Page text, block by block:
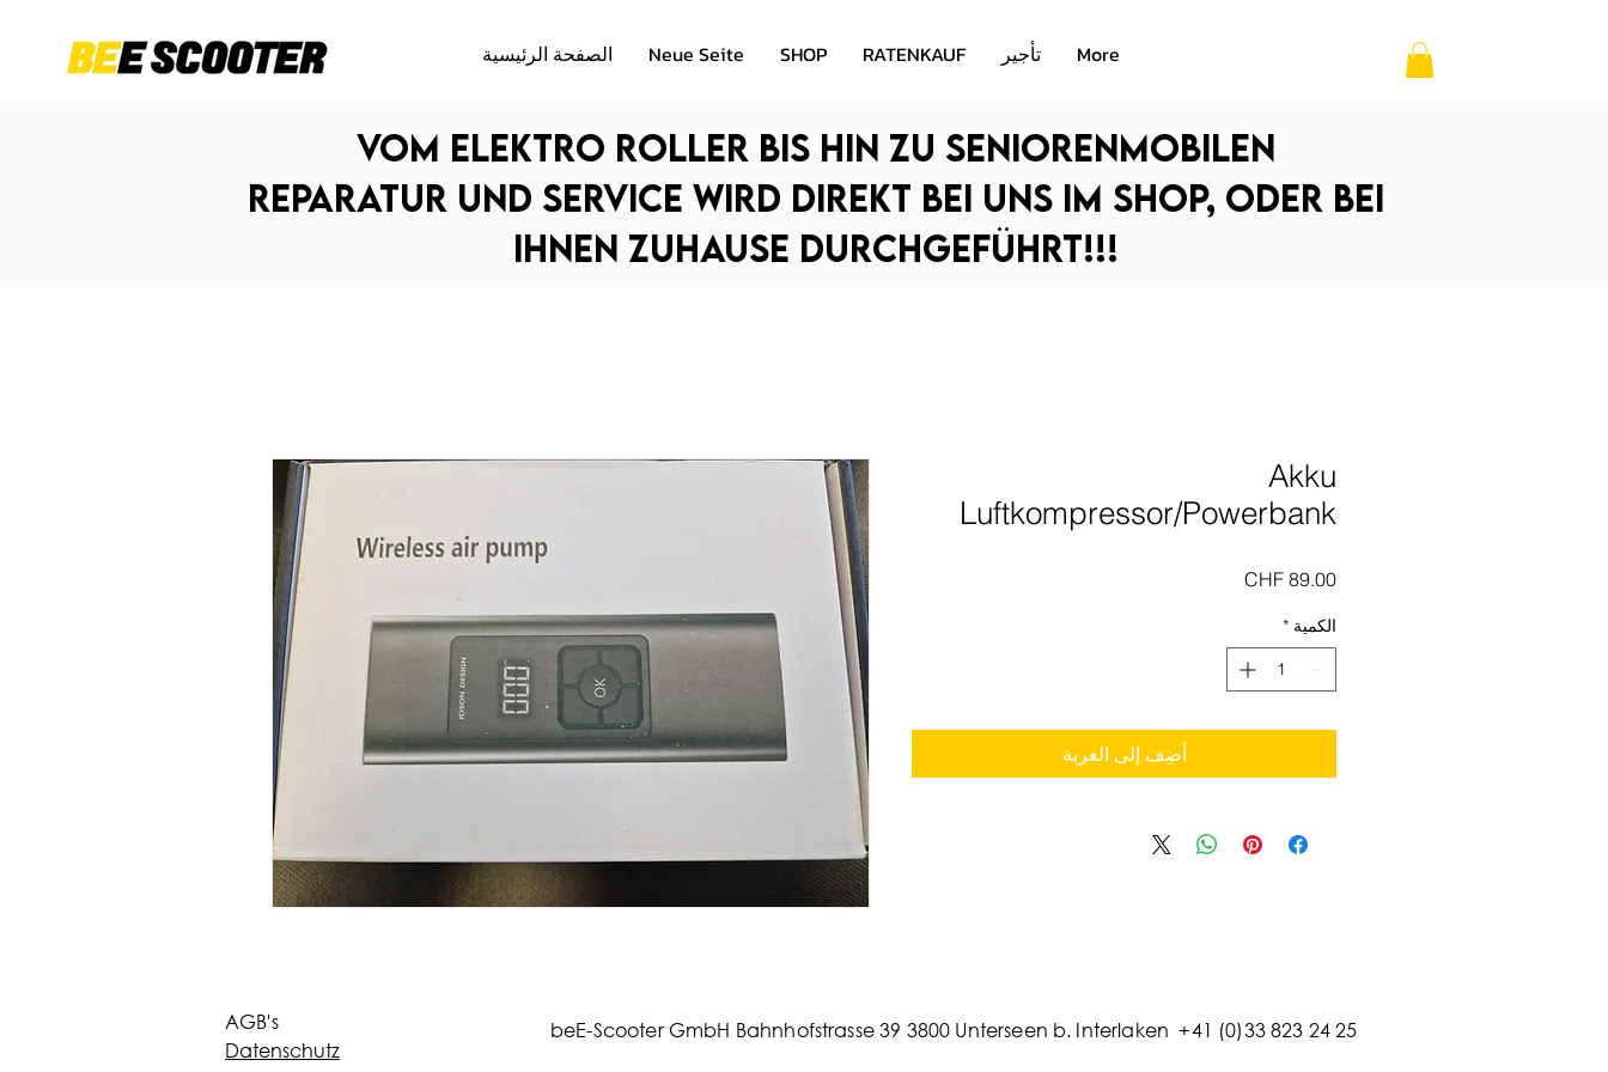
الصفحة الرئيسية Neue Seite SHOP RATENKAUF تأجير More
Vom Elektro Roller bis hin zu Seniorenmobilen
Reparatur und Service wird direkt bei uns im Shop, oder bei
ihnen Zuhause durchgeführt!!!
Akku
Luftkompressor/Powerbank
السعر
الكمية *
أضِف إلى العربة
AGB's
Datenschutz
beE-Scooter GmbH Bahnhofstrasse 39 3800 Unterseen b. Interlaken +41 (0)33 823 24 25